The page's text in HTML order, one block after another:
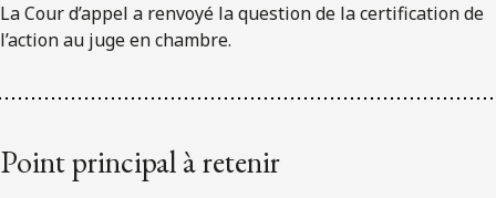
La Cour d’appel a renvoyé la question de la certification de
l’action au juge en chambre.
Point principal à retenir